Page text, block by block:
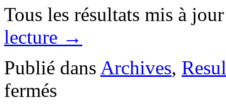
Tous les résultats mis à
lecture →
Publié dans Archives,
fermés